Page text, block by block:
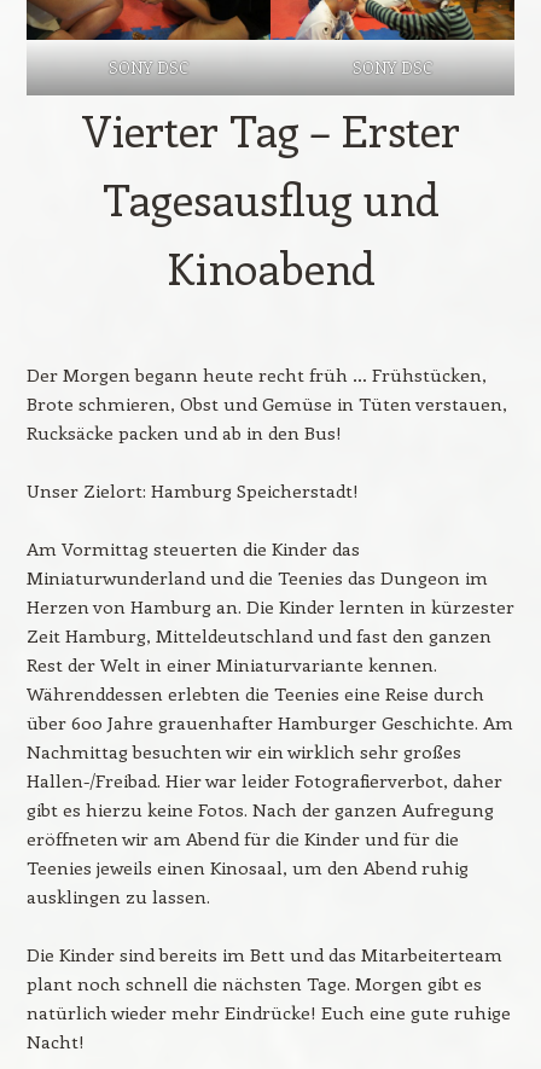
SONY DSC SONY DSC
Vierter Tag – Erster
Tagesausflug und
Kinoabend
Der Morgen begann heute recht früh … Frühstücken,
Brote schmieren, Obst und Gemüse in Tüten verstauen,
Rucksäcke packen und ab in den Bus!
Unser Zielort: Hamburg Speicherstadt!
Am Vormittag steuerten die Kinder das
Miniaturwunderland und die Teenies das Dungeon im
Herzen von Hamburg an. Die Kinder lernten in kürzester
Zeit Hamburg, Mitteldeutschland und fast den ganzen
Rest der Welt in einer Miniaturvariante kennen.
Währenddessen erlebten die Teenies eine Reise durch
über 600 Jahre grauenhafter Hamburger Geschichte. Am
Nachmittag besuchten wir ein wirklich sehr großes
Hallen-/Freibad. Hier war leider Fotografierverbot, daher
gibt es hierzu keine Fotos. Nach der ganzen Aufregung
eröffneten wir am Abend für die Kinder und für die
Teenies jeweils einen Kinosaal, um den Abend ruhig
ausklingen zu lassen.
Die Kinder sind bereits im Bett und das Mitarbeiterteam
plant noch schnell die nächsten Tage. Morgen gibt es
natürlich wieder mehr Eindrücke! Euch eine gute ruhige
Nacht!